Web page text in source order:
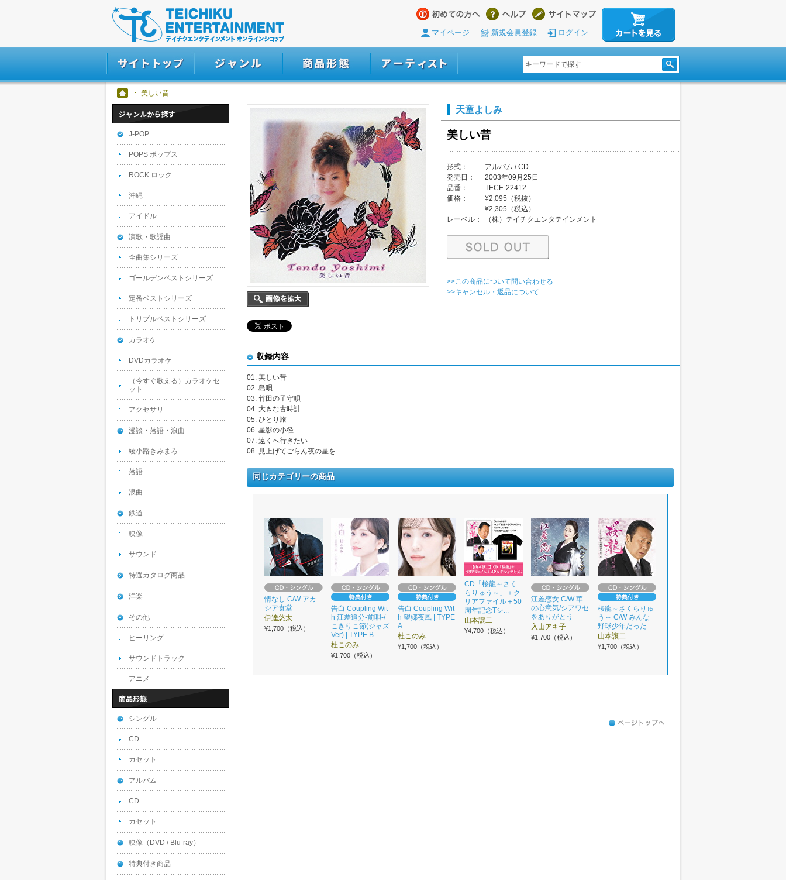
マイページ 新規会員登録 ログイン
美しい昔
天童よしみ
美しい昔
形式：
アルバム / CD
発売日：
2003年09月25日
品番：
TECE-22412
価格：
¥2,095（税抜）
¥2,305（税込）
レーベル：
（株）テイチクエンタテインメント
>>この商品について問い合わせる
>>キャンセル・返品について
収録内容
01. 美しい昔
02. 島唄
03. 竹田の子守唄
04. 大きな古時計
05. ひとり旅
06. 星影の小径
07. 遠くへ行きたい
08. 見上げてごらん夜の星を
同じカテゴリーの商品
情なし C/W アカ
シア食堂
伊達悠太
¥1,700（税込）
告白 Coupling Wit
h 江差追分-前唄-/
こきりこ節(ジャズ
Ver) | TYPE B
杜このみ
¥1,700（税込）
告白 Coupling Wit
h 望郷夜風 | TYPE
A
杜このみ
¥1,700（税込）
CD「桜龍～さく
らりゅう～」＋ク
リアファイル＋50
周年記念Tシ...
山本譲二
¥4,700（税込）
江差恋女 C/W 華
の心意気/シアワセ
をありがとう
入山アキ子
¥1,700（税込）
桜龍～さくらりゅ
う～ C/W みんな
野球少年だった
山本譲二
¥1,700（税込）
J-POP
POPS ポップス
ROCK ロック
沖縄
アイドル
演歌・歌謡曲
全曲集シリーズ
ゴールデンベストシリーズ
定番ベストシリーズ
トリプルベストシリーズ
カラオケ
DVDカラオケ
（今すぐ歌える）カラオケセ
ット
アクセサリ
漫談・落語・浪曲
綾小路きみまろ
落語
浪曲
鉄道
映像
サウンド
特選カタログ商品
洋楽
その他
ヒーリング
サウンドトラック
アニメ
シングル
CD
カセット
アルバム
CD
カセット
映像（DVD / Blu-ray）
特典付き商品